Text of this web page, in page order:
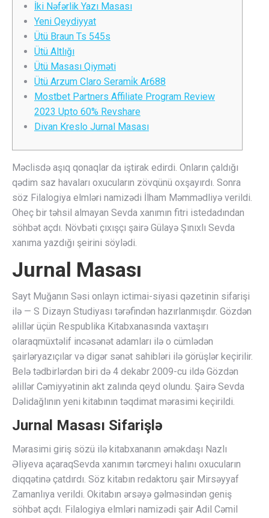
İki Nəfərlik Yazı Masası
Yeni Qeydiyyat
Ütü Braun Ts 545s
Ütü Altlığı
Ütü Masası Qiyməti
Ütü Arzum Claro Serami̇k Ar688
Mostbet Partners Affiliate Program Review
2023 Upto 60% Revshare
Divan Kreslo Jurnal Masası
Məclisdə aşıq qonaqlar da iştirak edirdi. Onların çaldığı
qədim saz havaları oxucuların zövqünü oxşayırdı. Sonra
söz Filalogiya elmləri namizədi İlham Məmmədliyə verildi.
Oheç bir təhsil almayan Sevda xanımın fitri istedadından
söhbət açdı. Növbəti çıxışçı şairə Gülayə Şınıxlı Sevda
xanıma yazdığı şeirini söylədi.
Jurnal Masası
Sayt Muğanın Səsi onlayn ictimai-siyasi qəzetinin sifarişi
ilə — S Dizayn Studiyası tərəfindən hazırlanmışdır. Gözdən
əlillər üçün Respublika Kitabxanasında vaxtaşırı
olaraqmüxtəlif incəsənət adamları ilə o cümlədən
şairləryazıçılar və digər sənət sahibləri ilə görüşlər keçirilir.
Belə tədbirlərdən biri də 4 dekabr 2009-cu ildə Gözdən
əlillər Cəmiyyətinin akt zalında qeyd olundu. Şairə Sevda
Dəlidağlının yeni kitabının təqdimat mərasimi keçirildi.
Jurnal Masası Sifarişlə
Mərasimi giriş sözü ilə kitabxananın əməkdaşı Nazlı
Əliyeva açaraqSevda xanımın tərcmeyi halını oxucuların
diqqətinə çatdırdı. Söz kitabın redaktoru şair Mirsəyyaf
Zamanlıya verildi. Okitabın ərsəyə gəlməsindən geniş
söhbət açdı. Filalogiya elmləri namizədi şair Adil Cəmil